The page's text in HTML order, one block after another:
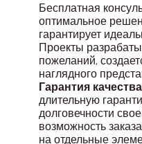
Бесплатная
оптимальное
гарантирует
Проекты
пожеланий,
наглядного
Гарантия
длительную
долговечности
возможность
на отдельные